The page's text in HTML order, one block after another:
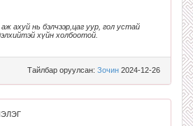
ахуй нь бэлчээр,цаг уур, гол устай
хүйн холбоотой.
Тайлбар оруулсан: Зочин 2024-12-26